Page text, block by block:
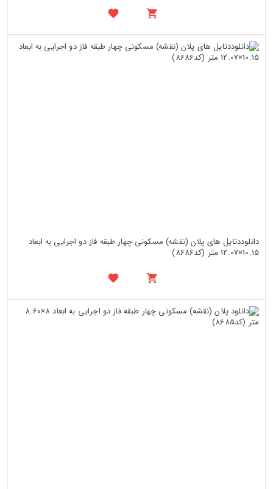
دانلوددتایل های پلان (نقشه) مسکونی چهار طبقه فاز دو اجرایی به ابعاد
10.15×12.07 متر (کد8686)